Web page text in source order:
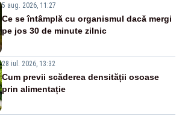
5 aug. 2026, 11:27
Ce se întâmplă cu organismul dacă mergi
pe jos 30 de minute zilnic
28 iul. 2026, 13:32
Cum previi scăderea densității osoase
prin alimentație